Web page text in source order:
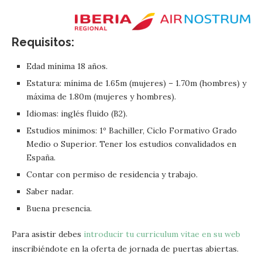
Requisitos:
Edad mínima 18 años.
Estatura: mínima de 1.65m (mujeres) – 1.70m (hombres) y
máxima de 1.80m (mujeres y hombres).
Idiomas: inglés fluido (B2).
Estudios mínimos: 1º Bachiller, Ciclo Formativo Grado
Medio o Superior. Tener los estudios convalidados en
España.
Contar con permiso de residencia y trabajo.
Saber nadar.
Buena presencia.
Para asistir debes introducir tu curriculum vitae en su web
inscribiéndote en la oferta de jornada de puertas abiertas.